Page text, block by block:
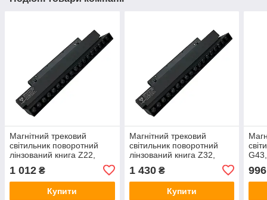
Магнітний трековий
світильник поворотний
лінзований книга Z22,
1 012 ₴
Купити
Магнітний трековий
світильник поворотний
лінзований книга Z32,
1 430₴
Купити
996